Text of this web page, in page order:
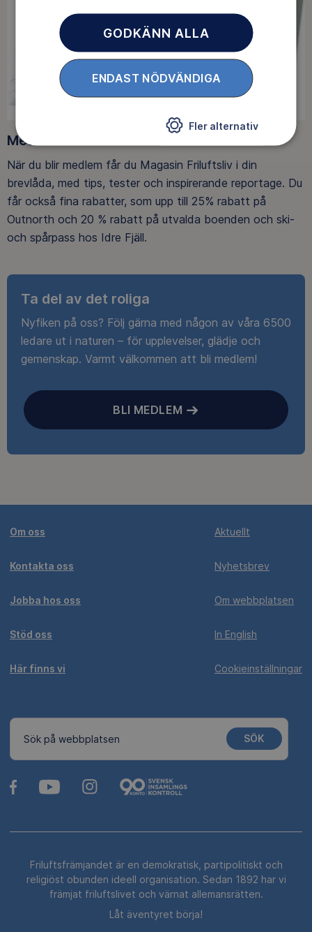
Medlemsförmåner
När du blir medlem får du Magasin Friluftsliv i din
brevlåda, med tips, tester och inspirerande reportage. Du
får också fina rabatter, som upp till 25% rabatt på
Outnorth och 20 % rabatt på utvalda boenden och ski-
och spårpass hos Idre Fjäll.
Ta del av det roliga
Nyfiken på oss? Följ gärna med någon av våra 6500
ledare ut i naturen – för upplevelser, glädje och
gemenskap. Varmt välkommen att bli medlem!
BLI MEDLEM
Om oss
Kontakta oss
Jobba hos oss
Stöd oss
Här finns vi
Aktuellt
Nyhetsbrev
Om webbplatsen
In English
Cookieinställningar
Sök på webbplatsen SÖK
Friluftsfrämjandet är en demokratisk, partipolitiskt och
religiöst obunden ideell organisation. Sedan 1892 har vi
främjat friluftslivet och värnat allemansrätten.
Låt äventyret börja!
GODKÄNN ALLA
ENDAST NÖDVÄNDIGA
Fler alternativ